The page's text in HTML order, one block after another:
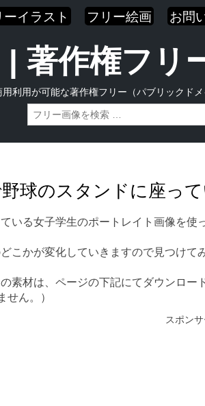
ーイラスト フリー絵画 お問
著作権フリ
利用が可能な著作権フリー（パブリックド
球のスタンドに座っ
いる女子学生のポートレイト画像を使
こかが変化していきますので見つけて
素材は、ページの下記にてダウンロー
せん。）
スポン